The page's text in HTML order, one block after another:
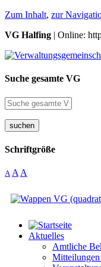
Zum Inhalt, zur
VG Halfing | Online:
Suche gesamte VG
suchen
Schriftgröße
A A A
Aktuelles
Amtliche
Mitteilungen